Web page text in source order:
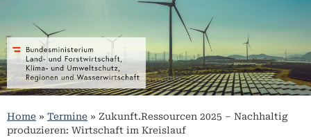
Home » Termine » Zukunft.Ressourcen 2025 – Nachhaltig
produzieren: Wirtschaft im Kreislauf